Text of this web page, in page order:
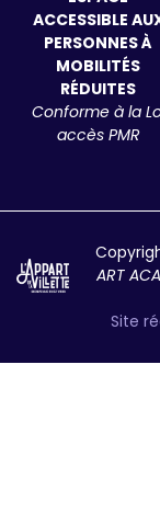
ACCESSIBLE
PERSONNES À
MOBILITÉS
RÉDUITES
Conforme à la
accès PMR
ART
Site